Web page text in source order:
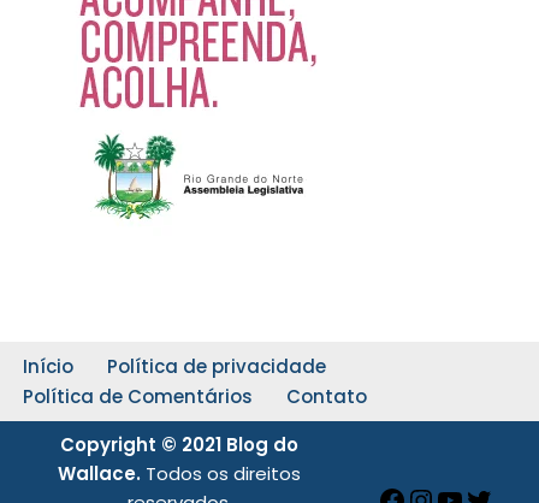
Início
Política de privacidade
Política de Comentários
Contato
Copyright © 2021 Blog do
Wallace. Todos os direitos